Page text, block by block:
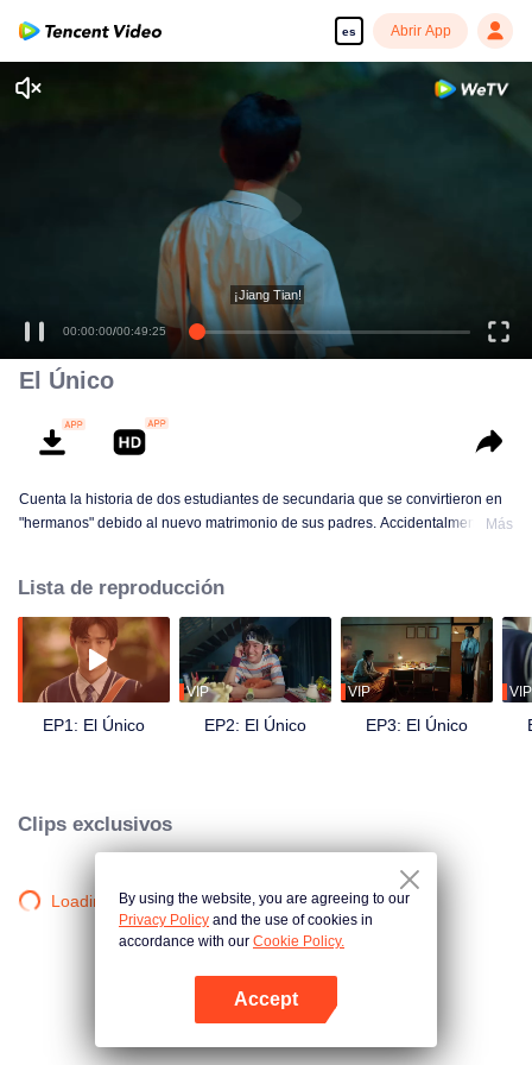
es Abrir App
00:00:00/00:49:25
¡Jiang Tian!
El Único
Cuenta la historia de dos estudiantes de secundaria que se convirtieron en
"hermanos" debido al nuevo matrimonio de sus padres. AccidentalmenteMás
Lista de reproducción
EP1: El Único
VIP
EP2: El Único
VIP
EP3: El Único
VIP
Clips exclusivos
Loading…By using the website, you are agreeing to our
Privacy Policy and the use of cookies in
accordance with our Cookie Policy.
Accept